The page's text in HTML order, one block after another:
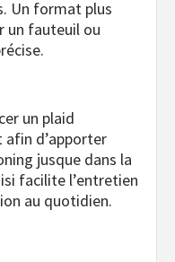
Un format plus
un fauteuil ou
un plaid
d’apporter
jusque dans la
facilite l’entretien
au quotidien.